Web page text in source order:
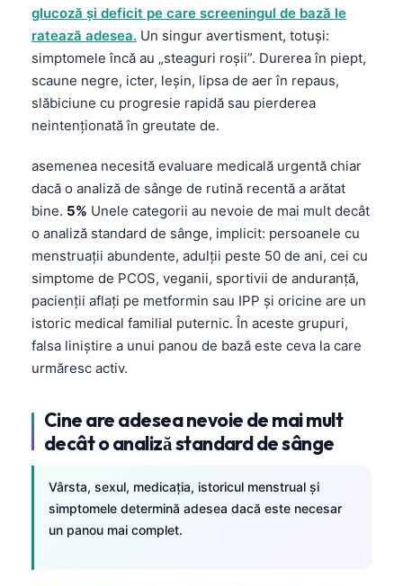
glucoză și deficit pe care screeningul de bază le
ratează adesea. Un singur avertisment, totuși:
simptomele încă au „steaguri roșii”. Durerea în piept,
scaune negre, icter, leșin, lipsa de aer în repaus,
slăbiciune cu progresie rapidă sau pierderea
neintenționată în greutate de.
asemenea necesită evaluare medicală urgentă chiar
dacă o analiză de sânge de rutină recentă a arătat
bine. 5% Unele categorii au nevoie de mai mult decât
o analiză standard de sânge, implicit: persoanele cu
menstruații abundente, adulții peste 50 de ani, cei cu
simptome de PCOS, veganii, sportivii de anduranță,
pacienții aflați pe metformin sau IPP și oricine are un
istoric medical familial puternic. În aceste grupuri,
falsa liniștire a unui panou de bază este ceva la care
urmăresc activ.
Cine are adesea nevoie de mai mult
decât o analiză standard de sânge
Vârsta, sexul, medicația, istoricul menstrual și
simptomele determină adesea dacă este necesar
un panou mai complet.
தமிழ்
ગુજરાતી
മലയാളം
Bahasa Melayu
Tagalog
ไทย
ဗမာစာ
ភាសាខ្មែរ
Kiswahili
አማርኛ
Українська
Català
Қазақ тілі
Suomi
Hrvatski